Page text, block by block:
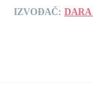
IZVOĐAČ: